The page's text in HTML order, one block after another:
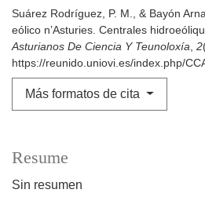
Suárez Rodríguez, P. M., & Bayón
eólico n’Asturies. Centrales
Asturianos De Ciencia Y Teunoloxía, 2
https://reunido.uniovi.es/index.php/
Más formatos de cita
Resume
Sin resumen